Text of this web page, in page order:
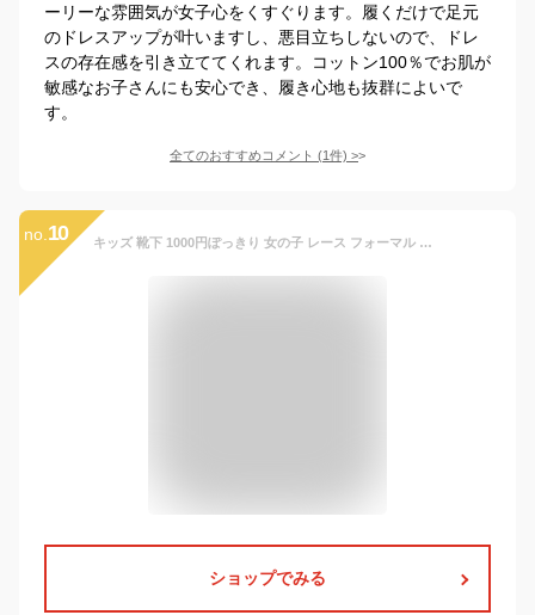
ーリーな雰囲気が女子心をくすぐります。履くだけで足元
のドレスアップが叶いますし、悪目立ちしないので、ドレ
スの存在感を引き立ててくれます。コットン100％でお肌が
敏感なお子さんにも安心でき、履き心地も抜群によいで
す。
全てのおすすめコメント (1件) >
no. 10 キッズ 靴下 1000円ぽっきり 女の子 レース フォーマル パール付き リボン ふりふり ホワイト ブラック 入園式 入学式 結婚式 卒園式 卒業式 七五三 演奏会 正装 ピアノ発表会 発表会 冠婚葬祭 パーティー 面接 クルー丈 お姫様 ガールズ ソックス くつ下 ネコポス
ショップでみる